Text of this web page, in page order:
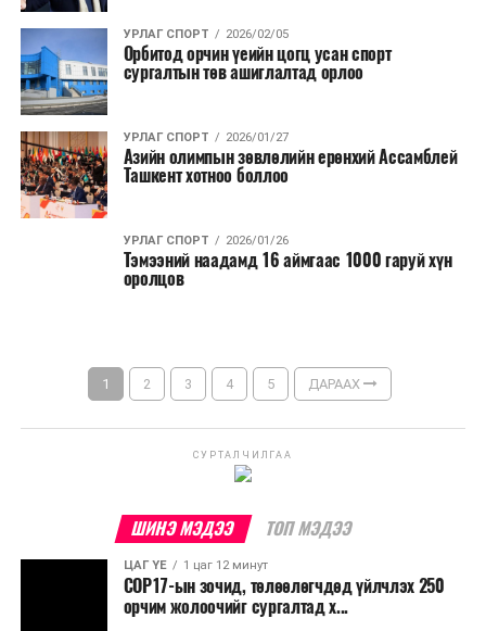
УРЛАГ СПОРТ 2026/02/05
Орбитод орчин үеийн цогц усан спорт
сургалтын төв ашиглалтад орлоо
УРЛАГ СПОРТ 2026/01/27
Азийн олимпын зөвлөлийн ерөнхий Ассамблей
Ташкент хотноо боллоо
УРЛАГ СПОРТ 2026/01/26
Тэмээний наадамд 16 аймгаас 1000 гаруй хүн
оролцов
1 2 3 4 5 ДАРААХ
СУРТАЛЧИЛГАА
ШИНЭ МЭДЭЭ ТОП МЭДЭЭ
ЦАГ ҮЕ 1 цаг 12 минут
COP17-ын зочид, төлөөлөгчдөд үйлчлэх 250
орчим жолоочийг сургалтад х...